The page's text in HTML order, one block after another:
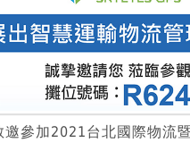
邀參加2021台北國際物流